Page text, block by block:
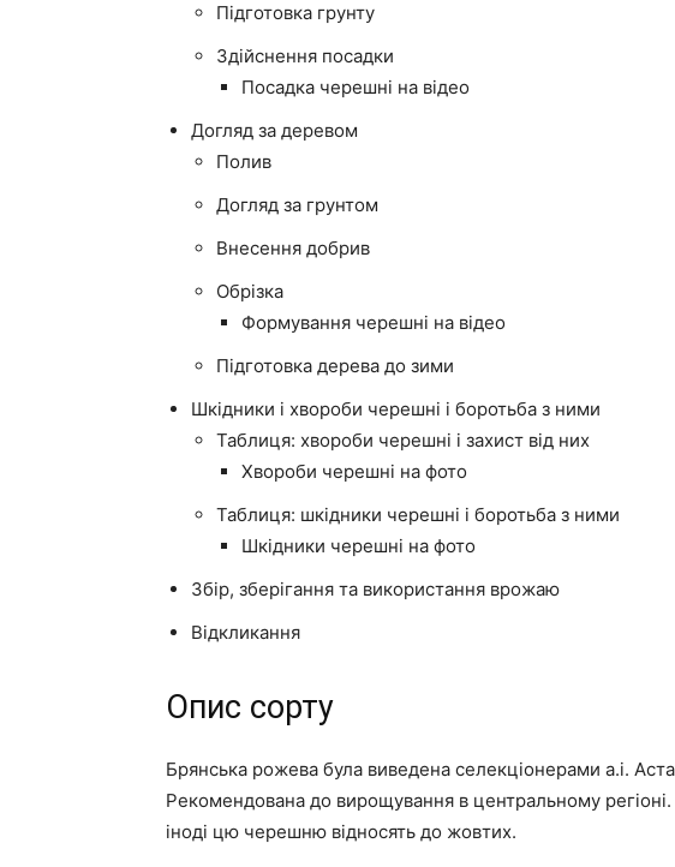
Підготовка грунту
Здійснення посадки
Посадка черешні на відео
Догляд за деревом
Полив
Догляд за грунтом
Внесення добрив
Обрізка
Формування черешні на відео
Підготовка дерева до зими
Шкідники і хвороби черешні і боротьба з ними
Таблиця: хвороби черешні і захист від них
Хвороби черешні на фото
Таблиця: шкідники черешні і боротьба з ними
Шкідники черешні на фото
Збір, зберігання та використання врожаю
Відкликання
Опис сорту
Брянська рожева була виведена селекціонерами а.і.
Рекомендована до вирощування в центральному
іноді цю черешню відносять до жовтих.